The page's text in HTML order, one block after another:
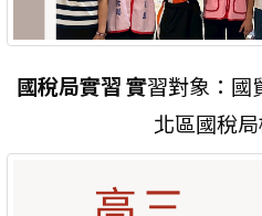
國稅局實習 實習對象：國
北區國稅